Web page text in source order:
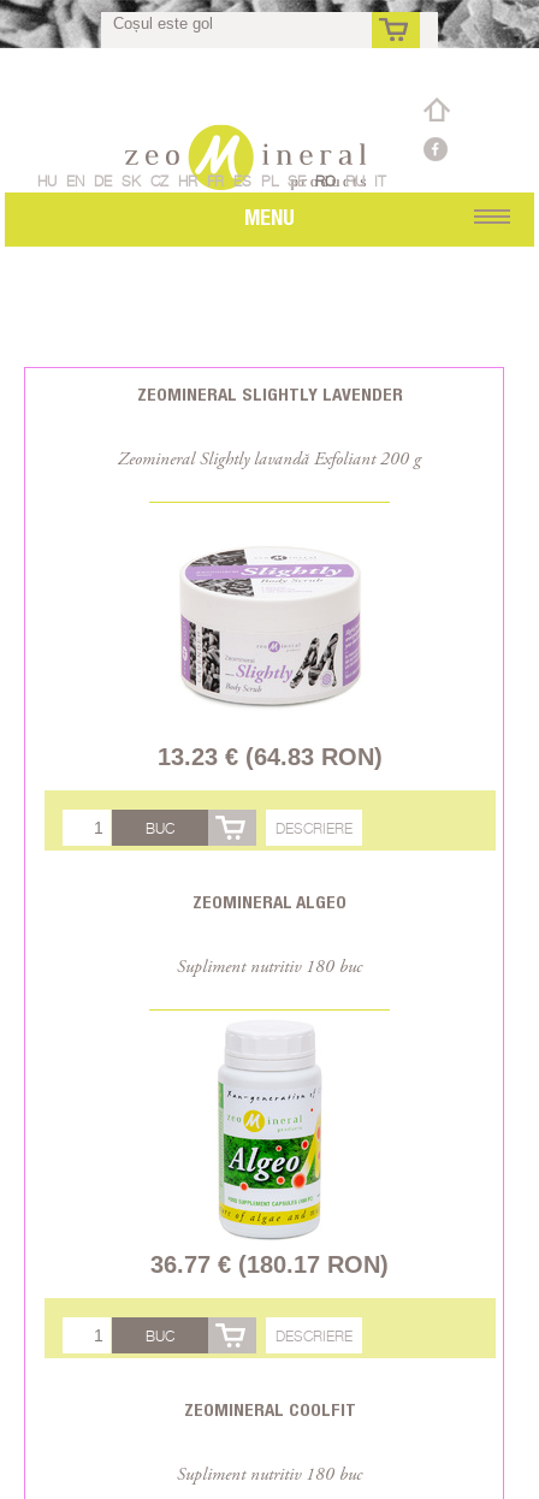
Coșul este gol
ro
HU EN DE SK CZ HR FR ES PL SE RO RU IT
MENU
ZEOMINERAL SLIGHTLY LAVENDER
Zeomineral Slightly lavandă Exfoliant 200 g
13.23 € (64.83 RON)
BUC DESCRIERE
ZEOMINERAL ALGEO
Supliment nutritiv 180 buc
36.77 € (180.17 RON)
BUC DESCRIERE
ZEOMINERAL COOLFIT
Supliment nutritiv 180 buc